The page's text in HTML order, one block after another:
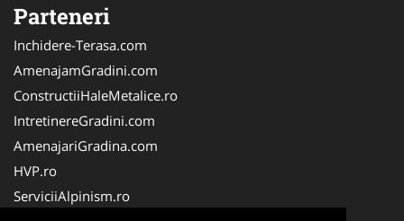
Parteneri
Inchidere-Terasa.com
AmenajamGradini.com
ConstructiiHaleMetalice.ro
IntretinereGradini.com
AmenajariGradina.com
HVP.ro
ServiciiAlpinism.ro